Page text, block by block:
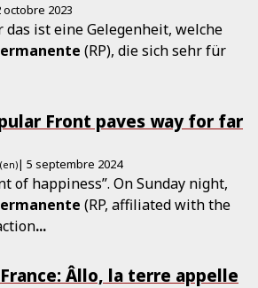
octobre 2023
das ist eine Gelegenheit, welche
(RP), die sich sehr für
Front paves way for far
(en)| 5 septembre 2024
of happiness”. On Sunday night,
(RP, affiliated with the
...
Âllo, la terre appelle